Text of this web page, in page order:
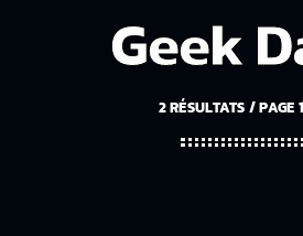
Geek
2 RÉSULTATS / PAGE